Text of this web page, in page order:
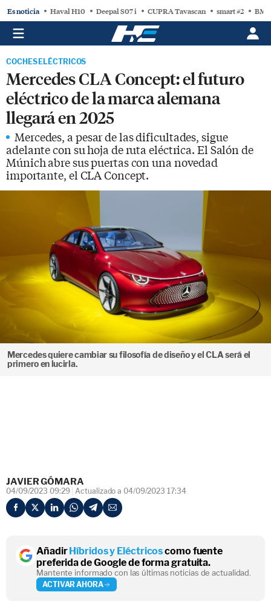
Es noticia Haval H10 Deepal S07 i CUPRA Tavascan smart #2
COCHES ELÉCTRICOS
Mercedes CLA Concept: el futuro
eléctrico de la marca alemana
llegará en 2025
Mercedes, a pesar de las dificultades, sigue
adelante con su hoja de ruta eléctrica. El Salón de
Múnich abre sus puertas con una novedad
importante, el CLA Concept.
Mercedes quiere cambiar su filosofía de diseño y el CLA será el
primero en lucirla.
JAVIER GÓMARA
04/09/2023 09:29 Actualizado a 04/09/2023 17:34
AñadirHíbridos y Eléctricoscomo fuente
preferida de Google de forma gratuita.
Mantente informado con las últimas noticias de actualidad.
ACTIVAR AHORA